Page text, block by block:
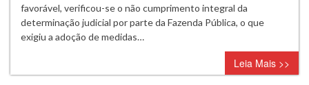
favorável, verificou-se o não cumprimento integral da
determinação judicial por parte da Fazenda Pública, o que
exigiu a adoção de medidas…
Leia Mais >>